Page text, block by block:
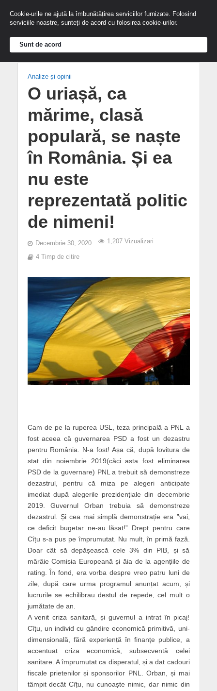
Analize și opinii
O uriașă, ca
mărime, clasă
populară, se naște
în România. Și ea
nu este
reprezentată politic
de nimeni!
Decembrie 30, 2020 1,207 Vizualizari
4 Timp de citire
Cam de pe la ruperea USL, teza principală a PNL a
fost aceea că guvernarea PSD a fost un dezastru
pentru România. N-a fost! Așa că, după lovitura de
stat din noiembrie 2019(căci asta fost eliminarea
PSD de la guvernare) PNL a trebuit să demonstreze
dezastrul, pentru că miza pe alegeri anticipate
imediat după alegerile prezidențiale din decembrie
2019. Guvernul Orban trebuia să demonstreze
dezastrul. Și cea mai simplă demonstrație era ”vai,
ce deficit bugetar ne-au lăsat!” Drept pentru care
Cîțu s-a pus pe împrumutat. Nu mult, în primă fază.
Doar cât să depășească cele 3% din PIB, și să
mârâie Comisia Europeană și ăia de la agențiile de
rating. În fond, era vorba despre vreo patru luni de
zile, după care urma programul anunțat acum, și
lucrurile se echilibrau destul de repede, cel mult o
jumătate de an.
A venit criza sanitară, și guvernul a intrat în picaj!
Cîțu, un individ cu gândire economică primitivă, uni-
dimensională, fără experiență în finanțe publice, a
accentuat criza economică, subsecventă celei
sanitare. A împrumutat ca disperatul, și a dat cadouri
fiscale prietenilor și sponsorilor PNL. Orban, și mai
tâmpit decât Cîțu, nu cunoaște nimic, dar nimic din
Cookie-urile ne ajută la îmbunătățirea serviciilor furnizate. Folosind
serviciile noastre, sunteți de acord cu folosirea cookie-urilor.
Sunt de acord